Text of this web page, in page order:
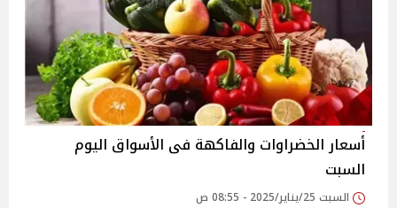
أسعار الخضراوات والفاكهة فى الأسواق‎‎ اليوم
السبت
السبت 25/يناير/2025 - 08:55 ص